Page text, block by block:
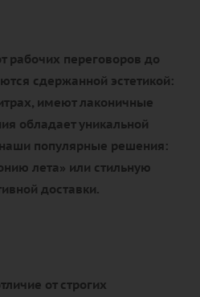
рабочих переговоров до
сдержанной эстетикой:
имеют лаконичные
обладает уникальной
популярные решения:
лета» или стильную
доставки.
от строгих